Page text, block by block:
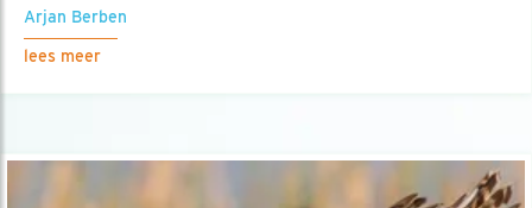
Arjan Berben
lees meer